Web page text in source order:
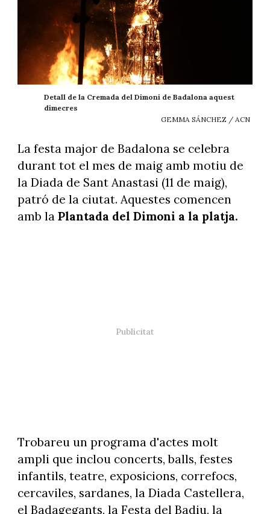
Detall de la Cremada del Dimoni de Badalona aquest
dimecres
GEMMA SÁNCHEZ / ACN
La festa major de Badalona se celebra
durant tot el mes de maig amb motiu de
la Diada de Sant Anastasi (11 de maig),
patró de la ciutat. Aquestes comencen
amb la Plantada del Dimoni a la platja.
Trobareu un programa d'actes molt
ampli que inclou concerts, balls, festes
infantils, teatre, exposicions, correfocs,
cercaviles, sardanes, la Diada Castellera,
el Badagegants, la Festa del Badiu, la